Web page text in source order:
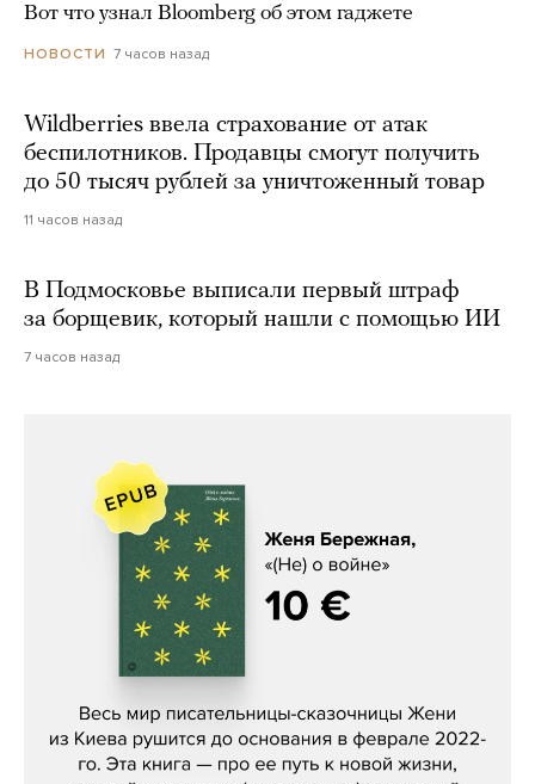
Вот что узнал Bloomberg об этом гаджете
НОВОСТИ 7 часов назад
Wildberries ввела страхование от атак
беспилотников. Продавцы смогут получить
до 50 тысяч рублей за уничтоженный товар
11 часов назад
В Подмосковье выписали первый штраф
за борщевик, который нашли с помощью ИИ
7 часов назад
Женя Бережная, «(Не) о войне»